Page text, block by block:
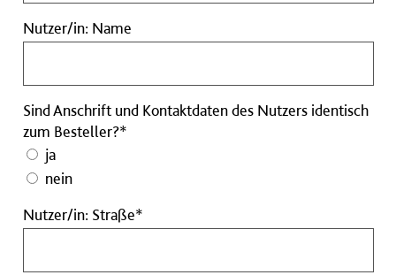
Nutzer/in: Name
Name
Sind Anschrift und Kontaktdaten des Nutzers identisch
zum Besteller?*
ja
nein
Nutzer/in: Straße*
Straße